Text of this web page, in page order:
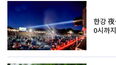
한강
0시까지